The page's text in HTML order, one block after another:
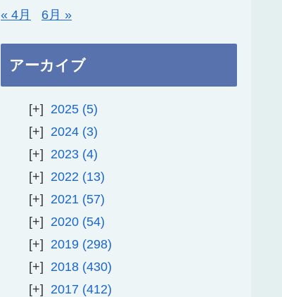
« 4月 6月 »
アーカイブ
2025 5
2024 3
2023 4
2022
13
2021
57
2020 54
2019 298
2018 430
2017 412